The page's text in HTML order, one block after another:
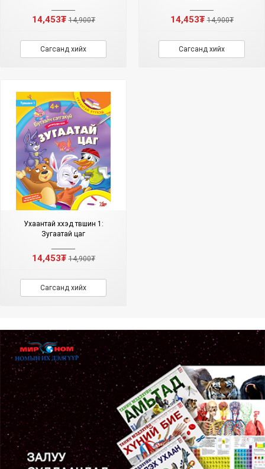
14,453₮14,900₮
Сагсанд хийх
14,453₮14,900₮
Сагсанд хийх
Ухаантай хүүхэд түвшин 1:
Зугаатай цаг
14,453₮14,900₮
Сагсанд хийх